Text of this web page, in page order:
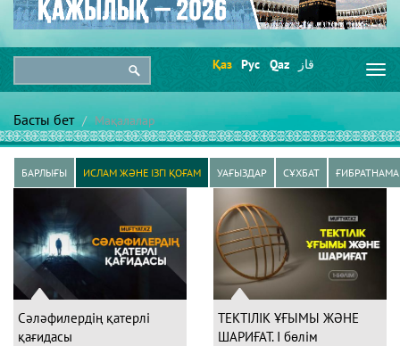
Қаз Рус Qaz قاز
Басты бет Мақалалар
БАРЛЫҒЫ ИСЛАМ ЖӘНЕ ІЗГІ ҚОҒАМ УАҒЫЗДАР СҰХБАТ ҒИБРАТНАМА
Сәләфилердің қатерлі
қағидасы
ТЕКТІЛІК ҰҒЫМЫ ЖӘНЕ
ШАРИҒАТ. I бөлім